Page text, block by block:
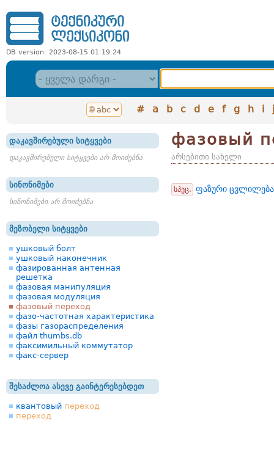
DB version: 2023-08-15 01:19:24
# a b c d e f g h i j
დაკავშირებული სიტყვები
დაკავშირებული სიტყვები არ მოიძებნა
სინონიმები
სინონიმები არ მოიძებნა
მეზობელი სიტყვები
ушковый болт
ушковый наконечник
фазированная антенная
решетка
фазовая манипуляция
фазовая модуляция
фазовый переход
фазо-частотная характеристика
фазы газораспределения
файл thumbs.db
факсимильный коммутатор
факс-сервер
შესაძლოა ასევე გაინტერესებდეთ
квантовый переход
переход
фазовый
არსებითი სახელი
სპეც. ფაზური ცვლილება